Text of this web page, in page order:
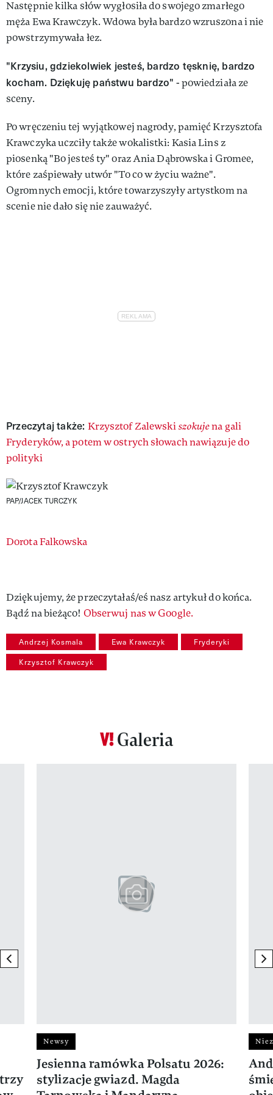
Następnie kilka słów wygłosiła do swojego zmarłego
męża Ewa Krawczyk. Wdowa była bardzo wzruszona i nie
powstrzymywała łez.
"Krzysiu, gdziekolwiek jesteś, bardzo tęsknię, bardzo
kocham. Dziękuję państwu bardzo" - powiedziała ze
sceny.
Po wręczeniu tej wyjątkowej nagrody, pamięć Krzysztofa
Krawczyka uczciły także wokalistki: Kasia Lins z
piosenką "Bo jesteś ty" oraz Ania Dąbrowska i Gromee,
które zaśpiewały utwór "To co w życiu ważne".
Ogromnych emocji, które towarzyszyły artystkom na
scenie nie dało się nie zauważyć.
Przeczytaj także: Krzysztof Zalewskiszokujena gali
Fryderyków, a potem w ostrych słowach nawiązuje do
polityki
PAP/JACEK TURCZYK
Authors
Dorota Falkowska
Dziękujemy, że przeczytałaś/eś nasz artykuł do końca.
Bądź na bieżąco! Obserwuj nas w Google.
Andrzej Kosmala Ewa Krawczyk Fryderyki
Krzysztof Krawczyk
Galeria
previous element
Newsy
Jesienna ramówka Polsatu 2026:
stylizacje gwiazd. Magda